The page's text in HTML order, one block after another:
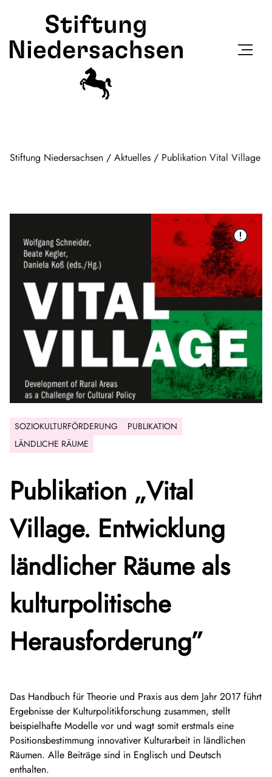
Stiftung Niedersachsen / Aktuelles / Publikation Vital Village
SOZIOKULTURFÖRDERUNG
PUBLIKATION
LÄNDLICHE RÄUME
Publikation „Vital
Village. Entwicklung
ländlicher Räume als
kulturpolitische
Herausforderung”
Das Handbuch für Theorie und Praxis aus dem Jahr 2017 führt
Ergebnisse der Kulturpolitikforschung zusammen, stellt
beispielhafte Modelle vor und wagt somit erstmals eine
Positionsbestimmung innovativer Kulturarbeit in ländlichen
Räumen. Alle Beiträge sind in Englisch und Deutsch
enthalten.